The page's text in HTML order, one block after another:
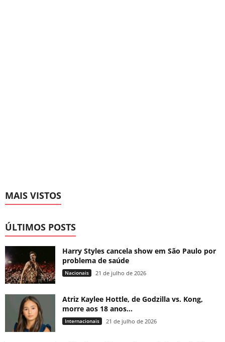
MAIS VISTOS
ÚLTIMOS POSTS
Harry Styles cancela show em São Paulo por
problema de saúde
Nacionais 21 de julho de 2026
Atriz Kaylee Hottle, de Godzilla vs. Kong,
morre aos 18 anos...
Internacionais 21 de julho de 2026